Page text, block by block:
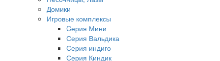
Домики
Игровые комплексы
Cерия Мини
Серия Вальдика
Серия индиго
Серия Киндик